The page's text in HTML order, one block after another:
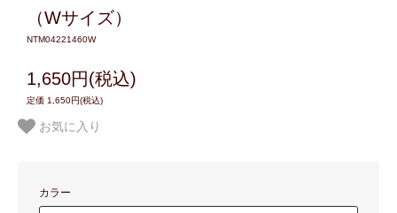
（Wサイズ）
NTM04221460W
1,650円(税込)
定価 1,650円(税込)
お気に入り
カラー